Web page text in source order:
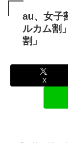
au、女子
ルカム割
割」
X